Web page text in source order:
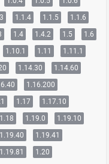
1.1.4 1.1.5
1.1.6
1.4 1.4.2 1.5
1.6
1.10.1 1.11
1.11.1
1.14.30
1.14.60
1.16.200
1.17
1.17.10
1.18 1.19.0
1.19.10
1.19.40
1.19.41
1.19.81 1.20